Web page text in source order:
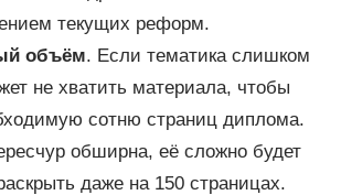
текущих реформ.
объём. Если тематика слишком
не хватить материала, чтобы
сотню страниц диплома.
обширна, её сложно будет
даже на 150 страницах.